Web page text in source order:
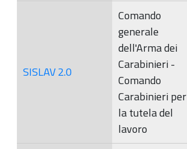
SISLAV 2.0
Comando
generale
dell'Arma dei
Carabinieri -
Comando
Carabinieri per
la tutela del
lavoro